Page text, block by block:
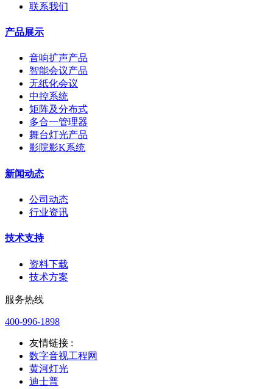
联系我们
产品展示
音响扩声产品
智能会议产品
无纸化会议
中控系统
矩阵及分布式
多合一管理器
舞台灯光产品
影院影K系统
新闻动态
公司动态
行业资讯
技术支持
资料下载
技术方案
服务热线
400-996-1898
友情链接 :
数字音视工程网
黄河灯光
迪士普